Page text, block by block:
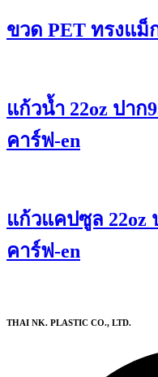
ขวด PET ทรงแม็
แก้วน้ำ 22oz ปาก
คาร์ฟ-en
แก้วแคปซูล 22oz
คาร์ฟ-en
THAI NK. PLASTIC CO., LTD.